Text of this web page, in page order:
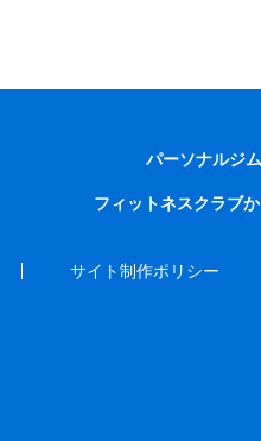
パーソナルジ
フィットネスクラブ
サイト制作ポリシー